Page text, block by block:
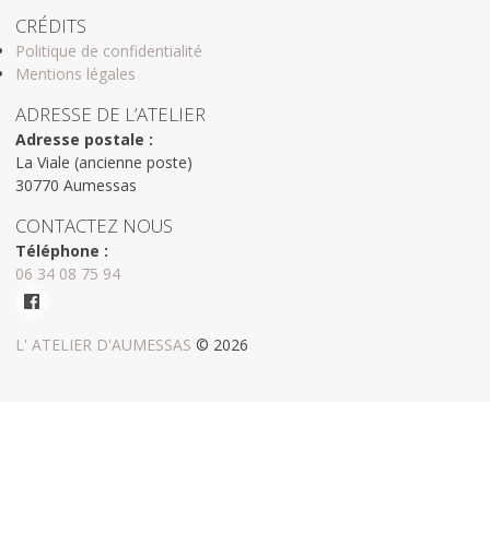
CRÉDITS
Politique de confidentialité
Mentions légales
ADRESSE DE L’ATELIER
Adresse postale :
La Viale (ancienne poste)
30770 Aumessas
CONTACTEZ NOUS
Téléphone :
06 34 08 75 94
L' ATELIER D'AUMESSAS © 2026